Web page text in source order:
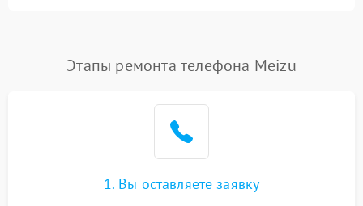
Не работает Face ID 4000 ₽ Подробнее →
Этапы ремонта телефона Meizu
1. Вы оставляете заявку